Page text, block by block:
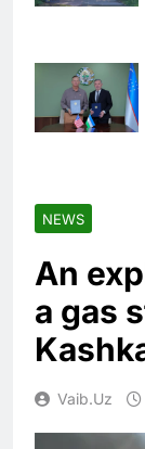
NEWS
An
a gas
Vaib.uz